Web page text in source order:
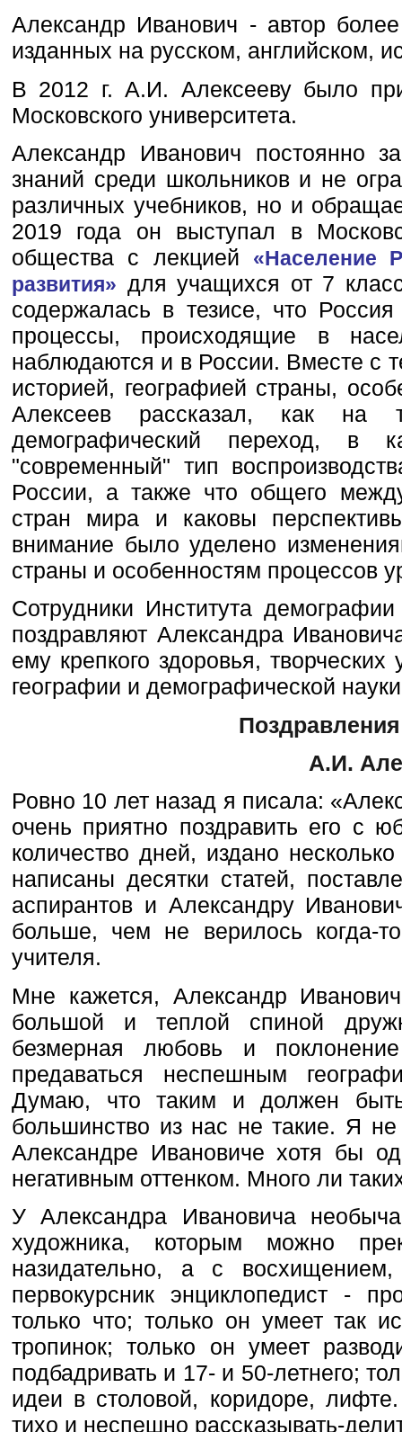
Александр Иванович - автор
изданных на русском, английском,
В 2012 г. А.И. Алексееву было
Московского университета.
Александр Иванович постоянно
знаний среди школьников и не
различных учебников, но и
2019 года он выступал в
общества с лекцией «Население
развития» для учащихся от 7
содержалась в тезисе, что
процессы, происходящие в
наблюдаются и в России. Вместе с
историей, географией страны,
Алексеев рассказал, как на
демографический переход, в
"современный" тип
России, а также что общего
стран мира и каковы
внимание было уделено
страны и особенностям процессов
Сотрудники Института
поздравляют Александра
ему крепкого здоровья,
географии и демографической
А.И.
Ровно 10 лет назад я писала:
очень приятно поздравить его с
количество дней, издано
написаны десятки статей,
аспирантов и Александру
больше, чем не верилось когда-
учителя.
Мне кажется, Александр
большой и теплой спиной
безмерная любовь и
предаваться неспешным
Думаю, что таким и должен
большинство из нас не такие. Я
Александре Ивановиче хотя бы
негативным оттенком. Много ли
У Александра Ивановича
художника, которым можно
назидательно, а с
первокурсник энциклопедист -
только что; только он умеет так
тропинок; только он умеет
подбадривать и 17- и 50-летнего;
идеи в столовой, коридоре,
тихо и неспешно рассказывать-